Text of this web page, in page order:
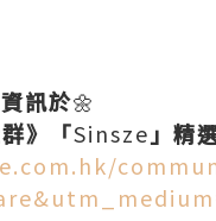
訊於🌼
群》「Sinsze 」精